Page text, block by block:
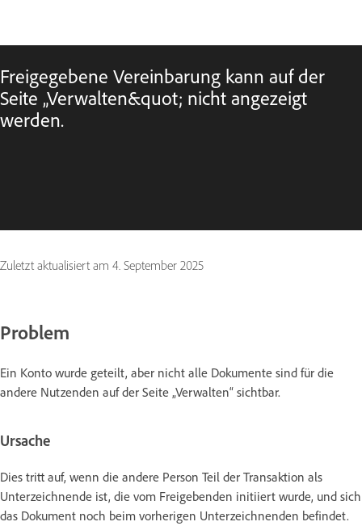
Freigegebene Vereinbarung kann auf der
Seite „Verwalten&quot; nicht angezeigt
werden.
Zuletzt aktualisiert am 4. September 2025
Problem
Ein Konto wurde geteilt, aber nicht alle Dokumente sind für die
andere Nutzenden auf der Seite „Verwalten“ sichtbar.
Ursache
Dies tritt auf, wenn die andere Person Teil der Transaktion als
Unterzeichnende ist, die vom Freigebenden initiiert wurde, und sich
das Dokument noch beim vorherigen Unterzeichnenden befindet.